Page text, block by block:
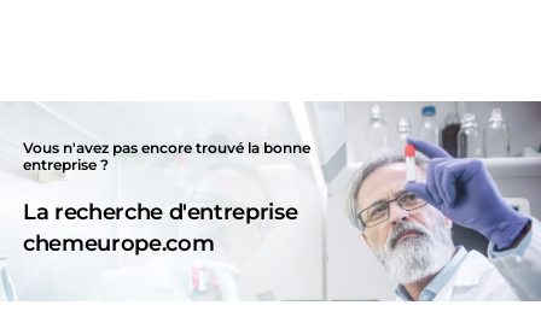
Vous n'avez pas encore trouvé la bonne
entreprise ?
La recherche d'entreprise
chemeurope.com